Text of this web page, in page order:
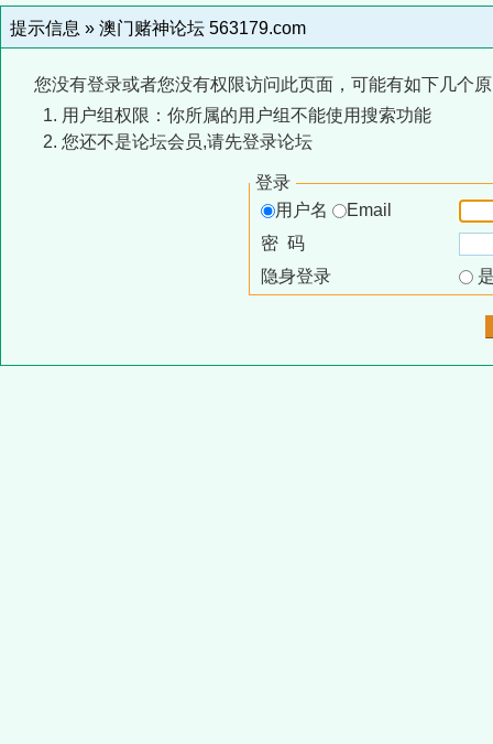
提示信息 » 澳门赌神论坛 563179.com
您没有登录或者您没有权限访问此页面，可能有如下几个
用户组权限：你所属的用户组不能使用搜索功能
您还不是论坛会员,请先登录论坛
登录
用户名
Email
密 码
隐身登录